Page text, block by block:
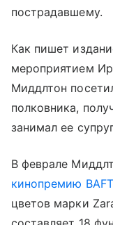
пострадавшему.
Как пишет
мероприятием
Миддлтон
полковника,
занимал ее
В феврале
кинопремию
цветов марки